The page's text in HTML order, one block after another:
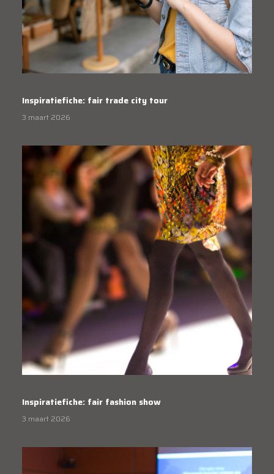
Inspiratiefiche: fair trade city tour
3 maart 2026
Inspiratiefiche: fair fashion show
3 maart 2026